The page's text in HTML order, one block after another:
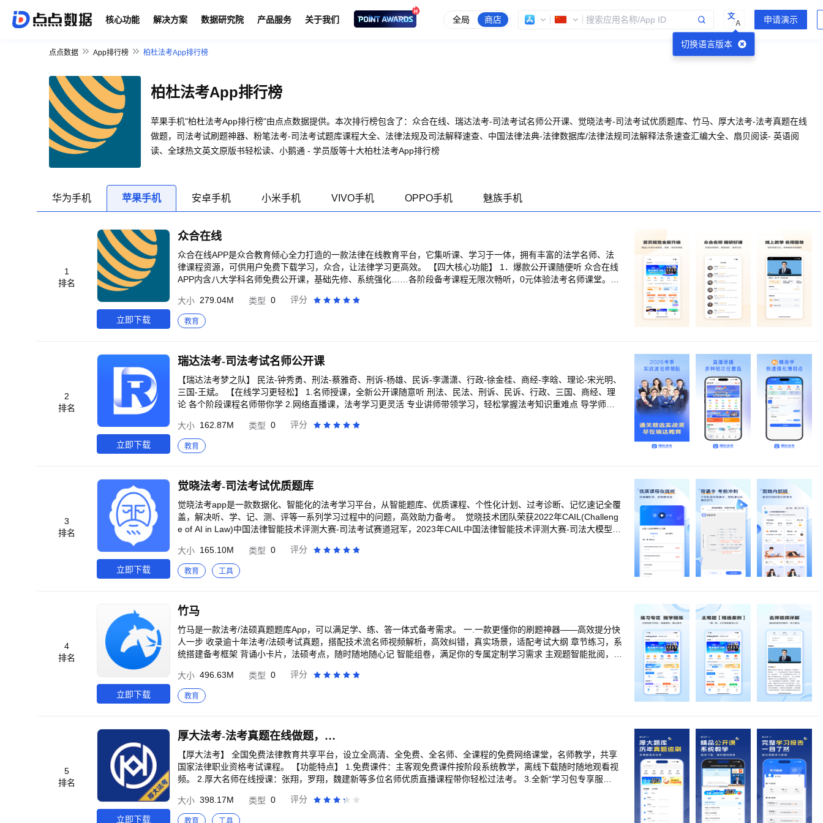
核心功能 解决方案 数据研究院 产品服务 关于我们 全局 商店
切换语言版本
文
A
点点数据 App排行榜 柏杜法考App排行榜
柏杜法考App排行榜
苹果手机"柏杜法考App排行榜"由点点数据提供。本次排行榜包含了：众合在线、瑞达法考-司法考试名师公开课、觉晓法考-司法考试优质题库、竹马、厚大法考-法考真题在线
做题，司法考试刷题神器、粉笔法考-司法考试题库课程大全、法律法规及司法解释速查、中国法律法典-法律数据库/法律法规司法解释法条速查汇编大全、扇贝阅读- 英语阅
读、全球热文英文原版书轻松读、小鹅通 - 学员版等十大柏杜法考App排行榜
华为手机 苹果手机 安卓手机 小米手机 VIVO手机 OPPO手机 魅族手机
1
排名
立即下载
众合在线
众合在线APP是众合教育倾心全力打造的一款法律在线教育平台，它集听课、学习于一体，拥有丰富的法学名师、法
律课程资源，可供用户免费下载学习，众合，让法律学习更高效。 【四大核心功能】 1．爆款公开课随便听 众合在线
APP内含八大学科名师免费公开课，基础先修、系统强化……各阶段备考课程无限次畅听，0元体验法考名师课堂。
足不出户也可与名师面对面，尽在众合在线app。 3．课程一键缓存随时学 拥有众合在线APP，课程视频一键缓存到手
机，无网络也能随时随地听课，让学习更高效。 4．学习历史实时记录 可监测学习进度，实时更新学习历史轨迹，让
学习计划有条不紊。 -----总有一种方式联系我----- 如果你喜欢我，请给我满分好评。为你，我们会再接再厉！ 如果你
圆众合法考 微博：＠众合法考教育 众合在线APP：我的-设置-意见反馈
大小 279.04M 类型 0 评分
教育
2
排名
立即下载
瑞达法考-司法考试名师公开课
【瑞达法考梦之队】 民法-钟秀勇、刑法-蔡雅奇、刑诉-杨雄、民诉-李潇潇、行政-徐金桂、商经-李晗、理论-宋光明、
三国-王斌。 【在线学习更轻松】 1.名师授课，全新公开课随意听 刑法、民法、刑诉、民诉、行政、三国、商经、理
论 各个阶段课程名师带你学 2.网络直播课，法考学习更灵活 专业讲师带领学习，轻松掌握法考知识重难点 导学师全
问，答疑更便捷 专业法考讲师解答，快速扫除盲点！ 热门问答、精选问答、最新问答，你关心的答疑一览无余 5.课程
支持离线下载 课程下载到手机里 随时随地听课，不让蜂窝网络流量限制你的学习 6.学习报告，了解学习情况，掌控学
习时间 听课时间、听课天数、听课排名 让数据帮助你分析学习成果，不甘为人后 【联系我们】 新浪微博：@瑞达法
大小 162.87M 类型 0 评分
教育
3
排名
立即下载
觉晓法考-司法考试优质题库
觉晓法考app是一款数据化、智能化的法考学习平台，从智能题库、优质课程、个性化计划、过考诊断、记忆速记全覆
盖，解决听、学、记、测、评等一系列学习过程中的问题，高效助力备考。 觉晓技术团队荣获2022年CAIL(Challeng
e of AI in Law)中国法律智能技术评测大赛-司法考试赛道冠军，2023年CAIL中国法律智能技术评测大赛-司法大模型赛
为科技赋能社会治理作出贡献。 在高精尖技术团队的支撑下，觉晓法考app可以做到不断智能化、精细化地迭代，从
而实打实为考生节省时间，提高备考质量。 一、海量优质法考题库，搭配AI智能批改助你快速扫盲 ①收录近二十年的
法考、法考题目及觉晓内部编写模拟题，其中主观题题库搭载AI智能批改功能，即做即改，批改正确率达95%以上；
办模考大赛检验学习成果，熟悉机考系统； ④专属错题本，错题通通收录，支持刷错题及导出； ⑤法考速记本，专门
针对记忆科目设计，利用零碎时间攻破记忆难关。 二、优质课程在线学习，课程精简高效且应试 ①内部班精品课程任
意听，知识点随时巩固； ②智能小窗播放，听课、看讲义、做题各不耽误； ③精心配置课后题，学完马上练习，精简
更应试，拒绝无用功。 三、创新研发“过考模型”，科学量化学习目标，明确复习质量，让“差一分”的遗憾不再有。 分
析测算上百万考生的学习数据，从上百个核心纬度建立“过考模型”算法，根据个人学习数据和过考模型匹配，既可以预
将学习分为理解、刷题、背诵三个阶段，提升备考效率。 ①理解：样版题检测你的理解是否达标，数据+科技揭开过线
秘密！ ②刷题：覆盖2000个考点的丰富题库，全真模拟实战演练！ ③背诵：抽问式背诵+速记本+磨耳朵，背诵不再
是问题！
大小 165.10M 类型 0 评分
教育 工具
4
排名
立即下载
竹马
竹马是一款法考/法硕真题题库App，可以满足学、练、答一体式备考需求。 一.一款更懂你的刷题神器——高效提分快
人一步 收录逾十年法考/法硕考试真题，搭配技术流名师视频解析，高效纠错，真实场景，适配考试大纲 章节练习，系
统搭建备考框架 背诵小卡片，法硕考点，随时随地随心记 智能组卷，满足你的专属定制学习需求 主观题智能批阅，AI
库，直击源头，助你乘风破浪冲关上岸； 三.全方位 精析错题 技术流名师视频详解,真实场景,高效冲关 法考法硕解题
思路全面分享，理解领悟，一通百通； 四.大数据 学习报告 智能诊断，知识短板一目了然 实时排名，真实水平高下立
现 学习报告，提供高效复习建议 五. 听课做题 一站解决 在线直播课,名师互动，学习so easy~ 法考法硕，课后问答，
我会继续加油！ 如果有任何意见或建议，请告诉我，我会为了你让自己变得更好！ 通过以下方式联系我们： 微信：竹
马APP 微博：@竹马APP 竹马app：我的—意见反馈
大小 496.63M 类型 0 评分
教育
5
排名
立即下载
厚大法考-法考真题在线做题，司法考试刷题神器
【厚大法考】 全国免费法律教育共享平台，设立全高清、全免费、全名师、全课程的免费网络课堂，名师教学，共享
国家法律职业资格考试课程。 【功能特点】 1.免费课件：主客观免费课件按阶段系统教学，离线下载随时随地观看视
频。 2.厚大名师在线授课：张翔，罗翔，魏建新等多位名师优质直播课程带你轻松过法考。 3.全新“学习包专享服
服务”厚大导学师在线答疑解决您学习中的难点，“相关重点法条”为您整理课件中的相关法条信息。 【意见反馈】 1.厚
大法考APP--“我的”--“设置”--“问题反馈”。 2.微信公众号：厚大法考。 3.微博：厚大法考培训官博。
大小 398.17M 类型 0 评分
教育 工具